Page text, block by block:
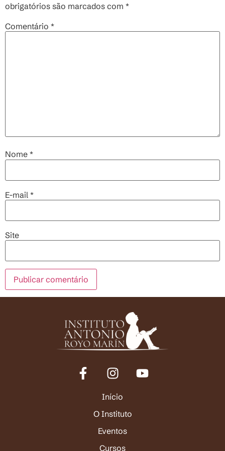
obrigatórios são marcados com *
Comentário *
Nome *
E-mail *
Site
Início
O Instituto
Eventos
Cursos